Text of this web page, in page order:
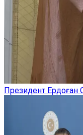
Президент Ердоған